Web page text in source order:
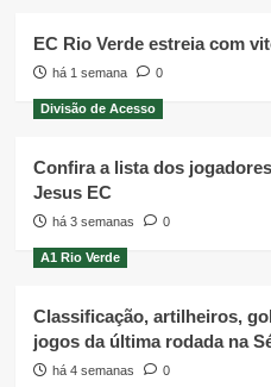
EC Rio Verde estreia com
há 1 semana 0
Divisão de Acesso
Confira a lista dos
Jesus EC
há 3 semanas 0
A1 Rio Verde
Classificação, artilheiros,
jogos da última rodada na
há 4 semanas 0